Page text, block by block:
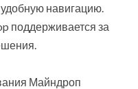
навигацию.
поддерживается за
Майндроп